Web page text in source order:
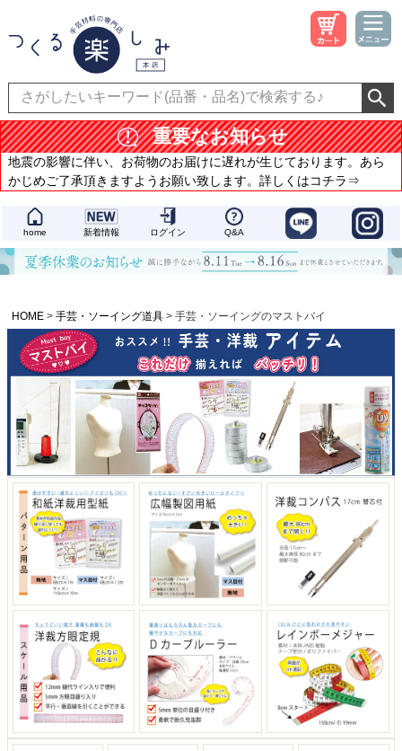
重要なお知らせ
地震の影響に伴い、お荷物のお届けに遅れが生じております。あら
かじめご了承頂きますようお願い致します。詳しくはコチラ⇒
home 新着情報 ログイン Q&A
HOME 手芸・ソーイング道具 手芸・ソーイングのマストバイ